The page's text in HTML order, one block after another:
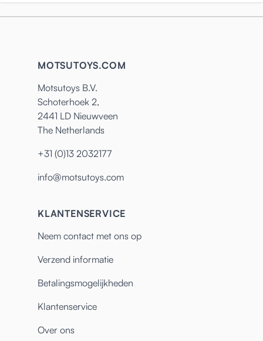
MOTSUTOYS.COM
Motsutoys B.V.
Schoterhoek 2,
2441 LD Nieuwveen
The Netherlands
+31 (0)13 2032177
info@motsutoys.com
KLANTENSERVICE
Neem contact met ons op
Verzend informatie
Betalingsmogelijkheden
Klantenservice
Over ons